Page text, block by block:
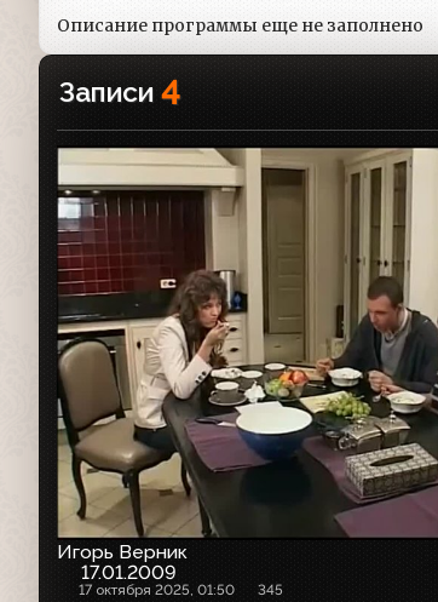
Описание программы еще не заполнено
Записи 4
Игорь Верник
17.01.2009
17 октября 2025, 01:50 345